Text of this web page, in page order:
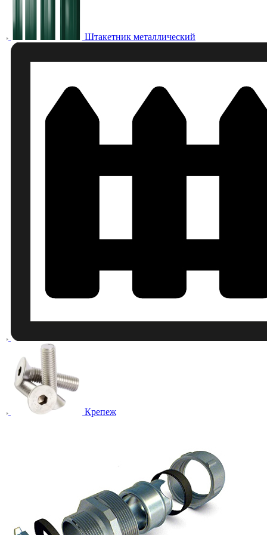
Штакетник металлический
Крепеж